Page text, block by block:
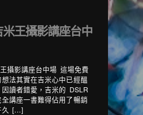
米王攝影講座台中
攝影講座台中場 這場免費
法其實在吉米心中已經醞
讀者錯愛，吉米的 DSLR
講座一書難得佔用了暢銷
久 […]